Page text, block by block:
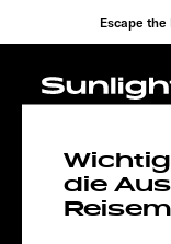
Escape
die
T